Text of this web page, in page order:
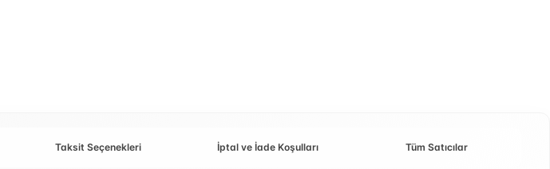
Taksit Seçenekleri İptal ve İade Koşulları Tüm Satıcılar